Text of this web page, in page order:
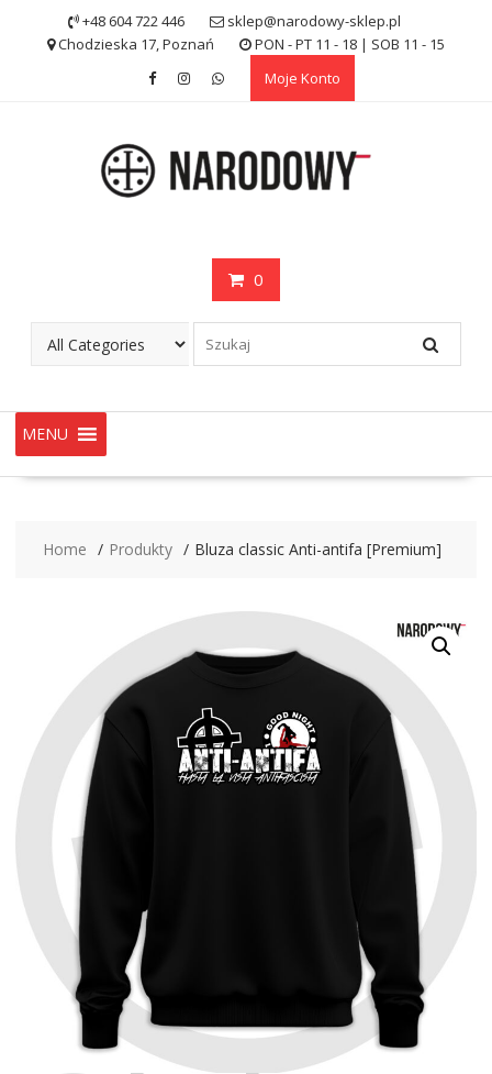
+48 604 722 446
sklep@narodowy-sklep.pl
Chodzieska 17, Poznań
PON - PT 11 - 18 | SOB 11 - 15
Moje Konto
0
MENU
Home Produkty Bluza classic Anti-antifa [Premium]